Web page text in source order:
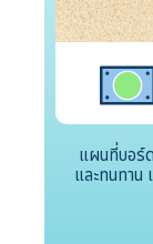
แผนที่บอร์
และทนทาน